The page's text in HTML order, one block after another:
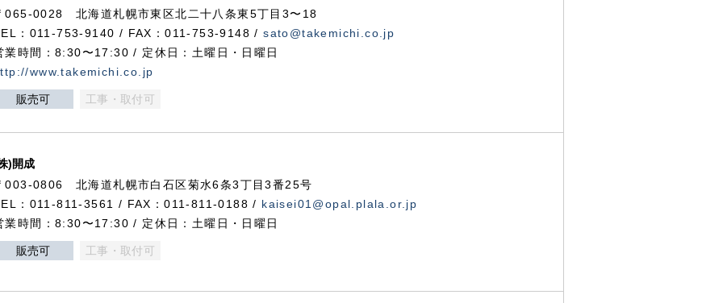
065-0028 北海道札幌市東区北二十八条東5丁目3〜18
：011-753-9140 / FAX：011-753-9148 /sato@takemichi.co.jp
業時間：8:30〜17:30 / 定休日：土曜日・日曜日
www.takemichi.co.jp
販売可 工事・取付可
)開成
003-0806 北海道札幌市白石区菊水6条3丁目3番25号
：011-811-3561 / FAX：011-811-0188 / kaisei01@opal.plala.or.jp
業時間：8:30〜17:30 / 定休日：土曜日・日曜日
販売可 工事・取付可